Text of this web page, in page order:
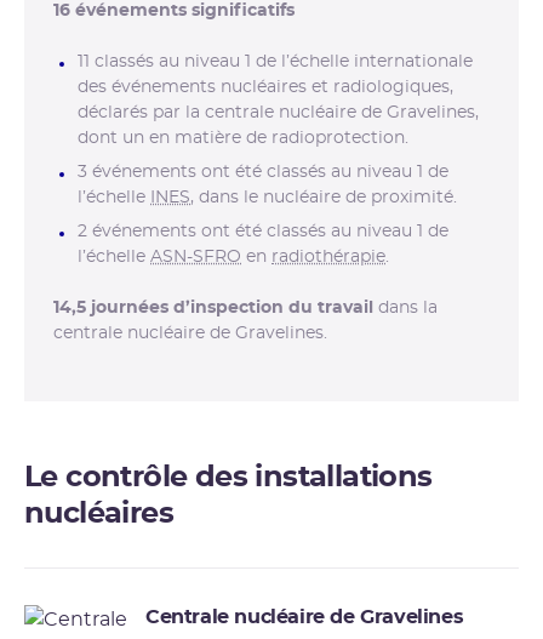
16 événements significatifs
classés au niveau 1 de l’échelle internationale
des événements nucléaires et radiologiques,
déclarés par la centrale nucléaire de Gravelines,
dont un en matière de radioprotection.
3 événements ont été classés au niveau 1 de
l’échelle
INES, dans le nucléaire de proximité.
2 événements ont été classés au niveau 1 de
l’échelle ASN-SFRO en radiothérapie.
14,5 journées d’inspection du travail dans la
centrale nucléaire de Gravelines.
Le contrôle des installations
nucléaires
Centrale nucléaire de Gravelines